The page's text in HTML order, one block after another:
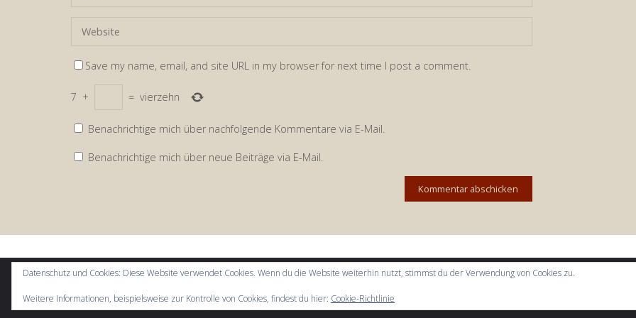
Save my name, email, and site URL in my browser for next time I post a comment.
7 + = vierzehn
Benachrichtige mich über nachfolgende Kommentare via E-Mail.
Benachrichtige mich über neue Beiträge via E-Mail.
Datenschutz und Cookies: Diese Website verwendet Cookies. Wenn du die Website weiterhin nutzt, stimmst du der Verwendung von Cookies zu.
Weitere Informationen, beispielsweise zur Kontrolle von Cookies, findest du hier: Cookie-Richtlinie